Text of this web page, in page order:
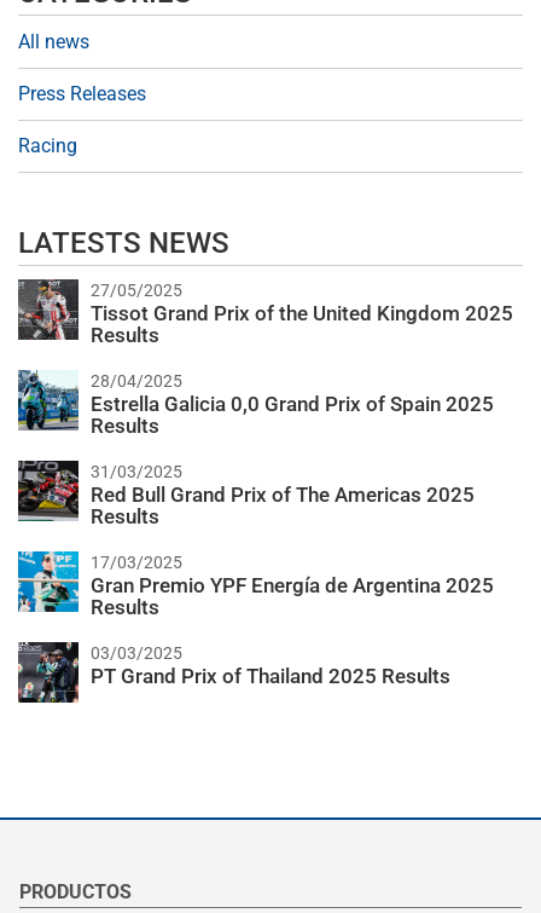
All news
Press Releases
Racing
LATESTS NEWS
27/05/2025
Tissot Grand Prix of the United Kingdom 2025
Results
28/04/2025
Estrella Galicia 0,0 Grand Prix of Spain 2025
Results
31/03/2025
Red Bull Grand Prix of The Americas 2025
Results
17/03/2025
Gran Premio YPF Energía de Argentina 2025
Results
03/03/2025
PT Grand Prix of Thailand 2025 Results
PRODUCTOS